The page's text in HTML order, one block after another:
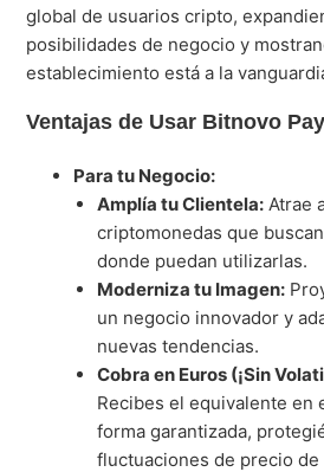
global de usuarios cripto,
posibilidades de negocio y
establecimiento está a la
Ventajas de Usar Bitnovo
Para tu Negocio:
Amplía tu Clientela: Atrae
criptomonedas que
donde puedan utilizarlas.
Moderniza tu Imagen:
un negocio innovador y
nuevas tendencias.
Cobra en Euros (¡Sin
Recibes el equivalente en
forma garantizada,
fluctuaciones de precio de